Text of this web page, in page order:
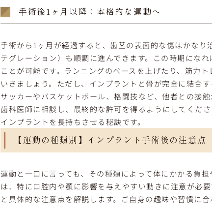
手術後1ヶ月以降：本格的な運動へ
手術から1ヶ月が経過すると、歯茎の表面的な傷はかな
テグレーション）も順調に進んできます。この時期にな
ことが可能です。ランニングのペースを上げたり、筋力
いきましょう。ただし、インプラントと骨が完全に結合
サッカーやバスケットボール、格闘技など、他者との接
歯科医師に相談し、最終的な許可を得るようにしてくだ
インプラントを長持ちさせる秘訣です。
【運動の種類別】インプラント手術後の注意点
運動と一口に言っても、その種類によって体にかかる負
は、特に口腔内や顎に影響を与えやすい動きに注意が必
と具体的な注意点を解説します。ご自身の趣味や習慣に合